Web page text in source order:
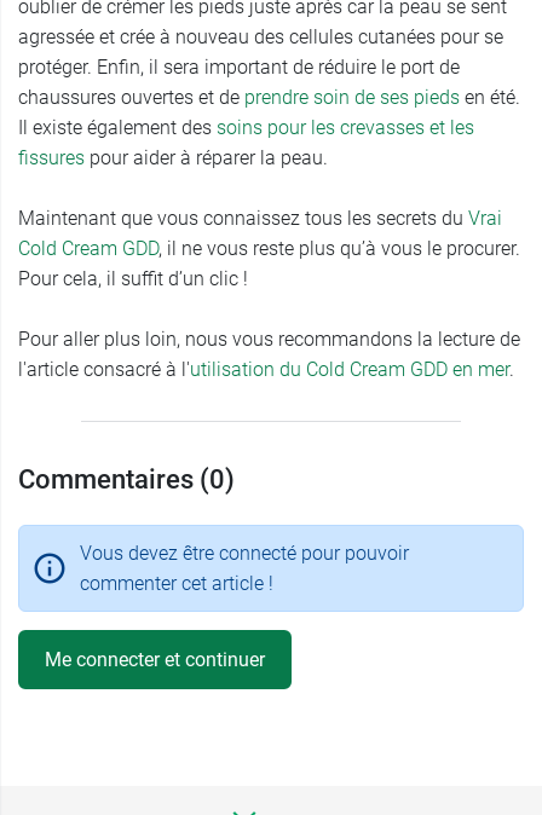
oublier de crémer les pieds juste après car la peau se sent
agressée et crée à nouveau des cellules cutanées pour se
protéger. Enfin, il sera important de réduire le port de
chaussures ouvertes et de prendre soin de ses pieds en été.
Il existe également des soins pour les crevasses et les
fissures pour aider à réparer la peau.
Maintenant que vous connaissez tous les secrets du Vrai
Cold Cream GDD, il ne vous reste plus qu’à vous le procurer.
Pour cela, il suffit d’un clic !
Pour aller plus loin, nous vous recommandons la lecture de
l'article consacré à l'utilisation du Cold Cream GDD en mer.
Commentaires (0)
Vous devez être connecté pour pouvoir
commenter cet article !
Me connecter et continuer